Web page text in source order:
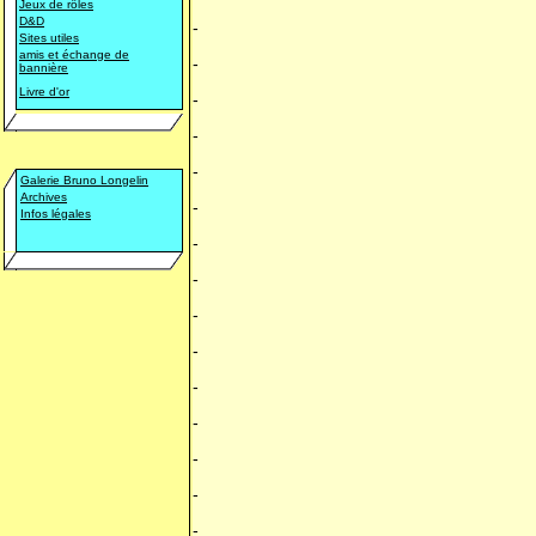
Jeux de rôles
D&D
Sites utiles
amis et échange de
bannière
Livre d'or
Galerie Bruno Longelin
Archives
Infos légales
-
-
-
-
-
-
-
-
-
-
-
-
-
-
-